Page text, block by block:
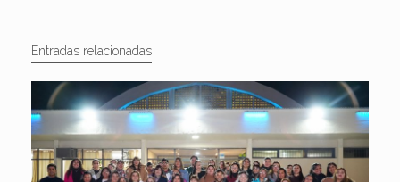
Entradas relacionadas